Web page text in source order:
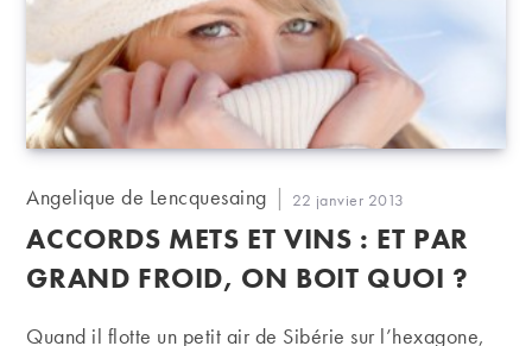
Auteur/autrice
la
publication :
Angelique de Lencquesaing
Publication
22 janvier 2013
ACCORDS METS ET VINS : ET PAR
GRAND FROID, ON BOIT QUOI ?
Quand il flotte un petit air de Sibérie sur l’hexagone,